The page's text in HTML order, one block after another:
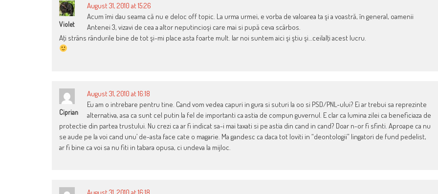
Violet
August 31, 2010 at 15:26
Acum îmi dau seama că nu e deloc off topic. La urma urmei, e vorba de valoarea ta şi a voastră, în general, oamenii
Antenei 3, vizavi de cea a altor neputincioşi care mai si pupă ceva scârbos.
Aţi strâns rândurile bine de tot şi-mi place asta foarte mult. Iar noi suntem aici şi ştiu şi…ceilalţi acest lucru.
Ciprian
August 31, 2010 at 16:18
Eu am o intrebare pentru tine. Cand vom vedea capuri in gura si suturi la oo si PSD/PNL-ului? Ei ar trebui sa reprezinte
alternativa, asa ca sunt cel putin la fel de importanti ca astia de compun guvernul. E clar ca lumina zilei ca beneficiaza de
protectie din partea trustului. Nu crezi ca ar fi indicat sa-i mai taxati si pe astia din cand in cand? Doar n-or fi sfinti. Aproape ca nu
se aude pe la voi cand unu’ de-asta face cate o magarie. Ma gandesc ca daca tot loviti in “deontologii” lingatori de fund pedelist,
ar fi bine ca voi sa nu fiti in tabara opusa, ci undeva la mijloc.